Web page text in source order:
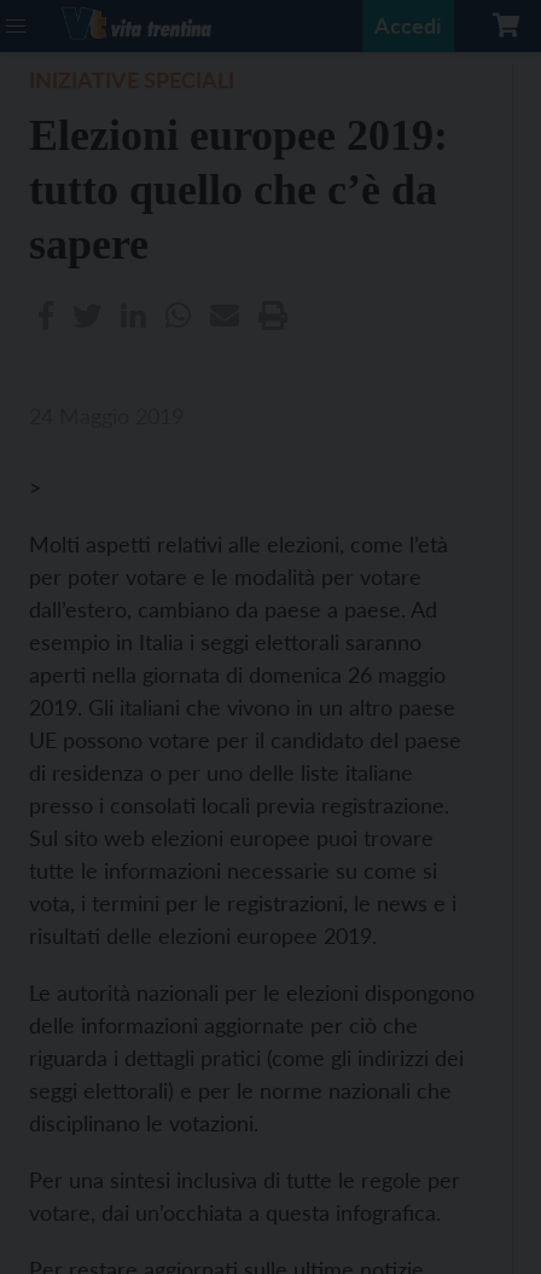
Accedi
Elezioni europee 2019:
tutto quello che c’è da
sapere
>
Molti aspetti relativi alle elezioni, come l’età
per poter votare e le modalità per votare
dall’estero, cambiano da paese a paese. Ad
esempio in Italia i seggi elettorali saranno
aperti nella giornata di domenica 26 maggio
2019. Gli italiani che vivono in un altro paese
UE possono votare per il candidato del paese
di residenza o per uno delle liste italiane
presso i consolati locali previa registrazione.
Sul sito web elezioni europee puoi trovare
tutte le informazioni necessarie su come si
vota, i termini per le registrazioni, le news e i
risultati delle elezioni europee 2019.
Le autorità nazionali per le elezioni dispongono
delle informazioni aggiornate per ciò che
riguarda i dettagli pratici (come gli indirizzi dei
seggi elettorali) e per le norme nazionali che
disciplinano le votazioni.
Per una sintesi inclusiva di tutte le regole per
votare, dai un’occhiata a questa infografica.